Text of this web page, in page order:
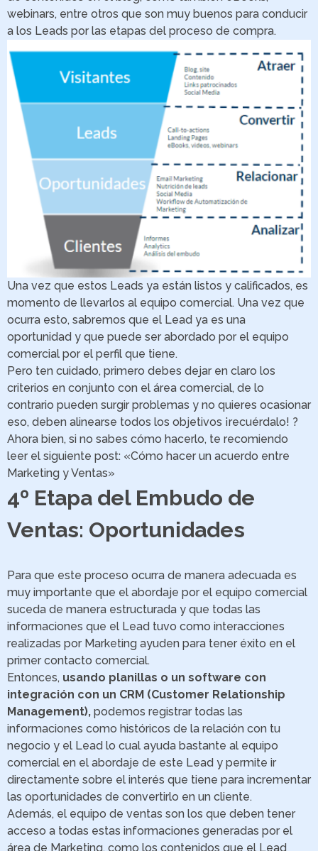
webinars, entre otros que son muy buenos para conducir
a los Leads por las etapas del proceso de compra.
Una vez que estos Leads ya están listos y calificados, es
momento de llevarlos al equipo comercial. Una vez que
ocurra esto, sabremos que el Lead ya es una
oportunidad y que puede ser abordado por el equipo
comercial por el perfil que tiene.
Pero ten cuidado, primero debes dejar en claro los
criterios en conjunto con el área comercial, de lo
contrario pueden surgir problemas y no quieres ocasionar
eso, deben alinearse todos los objetivos ¡recuérdalo! ?
Ahora bien, si no sabes cómo hacerlo, te recomiendo
leer el siguiente post: «Cómo hacer un acuerdo entre
Marketing y Ventas»
4º Etapa del Embudo de
Ventas: Oportunidades
Para que este proceso ocurra de manera adecuada es
muy importante que el abordaje por el equipo comercial
suceda de manera estructurada y que todas las
informaciones que el Lead tuvo como interacciones
realizadas por Marketing ayuden para tener éxito en el
primer contacto comercial.
Entonces, usando planillas o un software con
integración con un CRM (Customer Relationship
Management), podemos registrar todas las
informaciones como históricos de la relación con tu
negocio y el Lead lo cual ayuda bastante al equipo
comercial en el abordaje de este Lead y permite ir
directamente sobre el interés que tiene para incrementar
las oportunidades de convertirlo en un cliente.
Además, el equipo de ventas son los que deben tener
acceso a todas estas informaciones generadas por el
área de Marketing, como los contenidos que el Lead